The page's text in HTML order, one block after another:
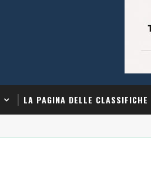
LA PAGINA DELLE CLASSIFICHE